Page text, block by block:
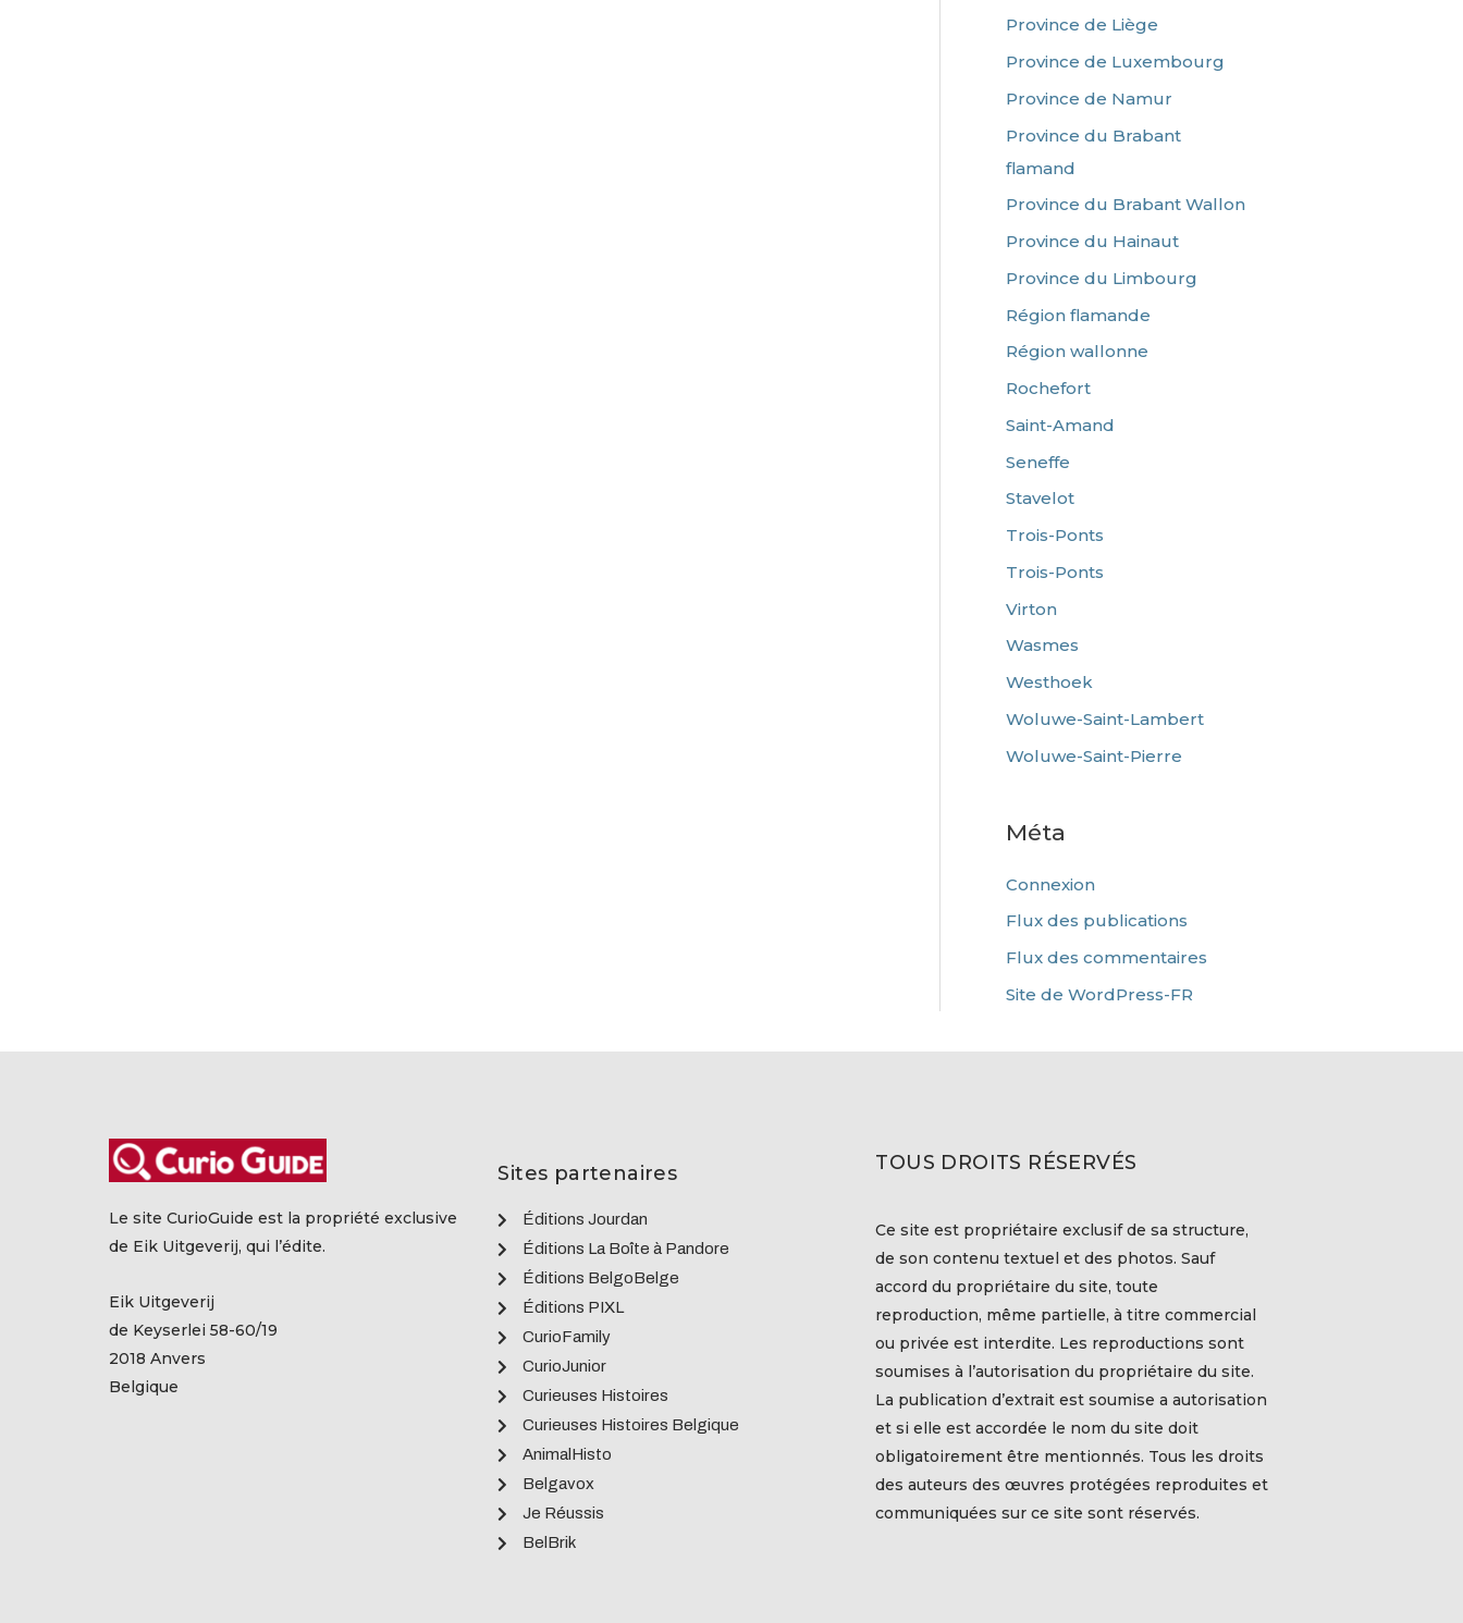
Province de Liège
Province de Luxembourg
Province de Namur
Province du Brabant
flamand
Province du Brabant Wallon
Province du Hainaut
Province du Limbourg
Région flamande
Région wallonne
Rochefort
Saint-Amand
Seneffe
Stavelot
Trois-Ponts
Trois-Ponts
Virton
Wasmes
Westhoek
Woluwe-Saint-Lambert
Woluwe-Saint-Pierre
Méta
Connexion
Flux des publications
Flux des commentaires
Site de WordPress-FR
Le site CurioGuide est la propriété exclusive
de Eik Uitgeverij, qui l’édite.
Eik Uitgeverij
de Keyserlei 58-60/19
2018 Anvers
Belgique
Sites partenaires
Éditions Jourdan
Éditions La Boîte à Pandore
Éditions BelgoBelge
Éditions PIXL
CurioFamily
CurioJunior
Curieuses Histoires
Curieuses Histoires Belgique
AnimalHisto
Belgavox
Je Réussis
BelBrik
TOUS DROITS RÉSERVÉS
Ce site est propriétaire exclusif de sa structure,
de son contenu textuel et des photos. Sauf
accord du propriétaire du site, toute
reproduction, même partielle, à titre commercial
ou privée est interdite. Les reproductions sont
soumises à l’autorisation du propriétaire du site.
La publication d’extrait est soumise a autorisation
et si elle est accordée le nom du site doit
obligatoirement être mentionnés. Tous les droits
des auteurs des œuvres protégées reproduites et
communiquées sur ce site sont réservés.